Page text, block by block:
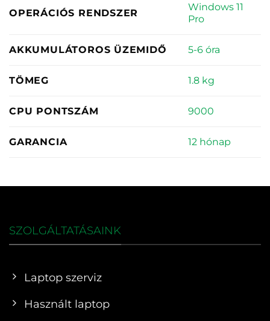
OPERÁCIÓS RENDSZER
Windows 11
Pro
AKKUMULÁTOROS ÜZEMIDŐ 5-6 óra
TÖMEG 1.8 kg
CPU PONTSZÁM 9000
GARANCIA 12 hónap
SZOLGÁLTATÁSAINK
Laptop szerviz
Használt laptop